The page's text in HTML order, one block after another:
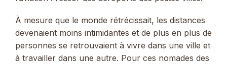
À mesure que le monde rétrécissait, les distances
devenaient moins intimidantes et de plus en plus de
personnes se retrouvaient à vivre dans une ville et
à travailler dans une autre. Pour ces nomades des